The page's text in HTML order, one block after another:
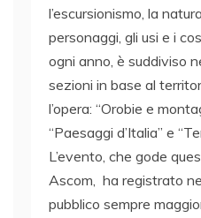
l’escursionismo, la
personaggi, gli usi e i
ogni anno, è suddiviso
sezioni in base al
l’opera: “Orobie e
“Paesaggi d’Italia” e
L’evento, che gode
Ascom, ha registrato
pubblico sempre